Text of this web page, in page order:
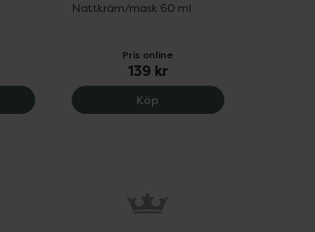
Moisture Ansiktskräm Oparfymerad, 99 kr.
Nattkräm/mask 60 ml
Pris online
139 kr
Köp L300 Niacinamide pure